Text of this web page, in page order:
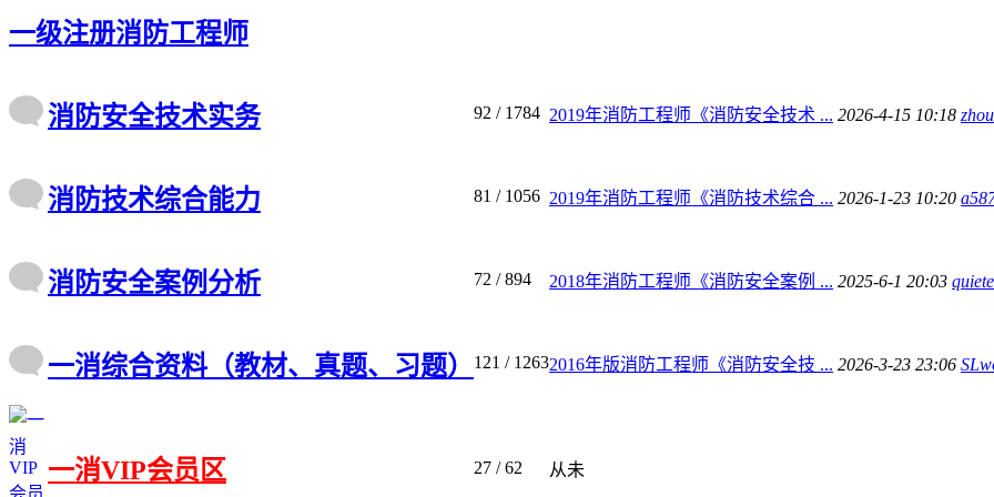
2026年中级注册安全工程师《安全生产管理》
2026年中级注册安全工程师《安全生产法律法
2026年一级建造师《机电工程管理与实务》PD
2025年一级建造师《机电工程管理与实务》PD
2026年版二级建造师《市政公用工程管理与实
2026年一级建造师《公路工程管理与实务》PD
2026年版监理工程师《建设工程进度控制（土
2026年版监理工程师《建设工程质量控制（土
2026年版监理工程师《建设工程合同管理》PD
2026年中级注册安全工程师《安全生产管理》
2026年中级注册安全工程师《安全生产法律法
一级注册消防工程师
消防安全技术实务 92 / 1784 2019年消防工程师《消防安全技术 ... 2026-4-15 10:18
消防技术综合能力 81 / 1056 2019年消防工程师《消防技术综合 ... 2026-1-23 10:20
消防安全案例分析 72 / 894 2018年消防工程师《消防安全案例 ... 2025-6-1 20:03
一消综合资料（教材、真题、习题） 121 / 12632016年版消防工程师《消防安全技 ... 2026-3-23 23:06
一消VIP会员区 27 / 62 从未